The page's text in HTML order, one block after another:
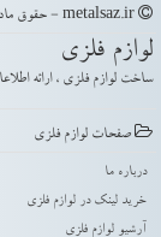
لوازم فلزی
ساخت لوازم فلزی ، ارائه
صفحات لوازم فلزی
درباره ما
خرید لینک در لوازم فلزی
آرشیو لوازم فلزی